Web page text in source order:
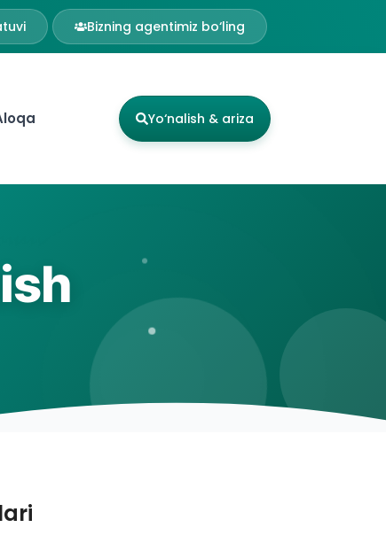
Bizning agentimiz bo‘ling
Yo‘nalish & ariza